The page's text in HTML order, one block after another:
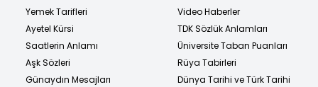
Yemek Tarifleri
Ayetel Kürsi
Saatlerin Anlamı
Aşk Sözleri
Günaydın Mesajları
Video Haberler
TDK Sözlük Anlamları
Üniversite Taban Puanları
Rüya Tabirleri
Dünya Tarihi ve Türk Tarihi